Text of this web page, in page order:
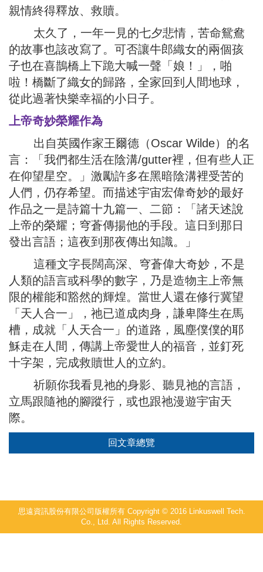
親情終得釋放、救贖。
太久了，一年一見的七夕悲情，苦命鴛鴦
的故事也該改寫了。可否讓牛郎織女的兩個孩
子也在喜鵲橋上下跪大喊一聲「娘！」，啪
啦！橋斷了織女的歸路，全家回到人間地球，
從此過著快樂幸福的小日子。
上帝奇妙榮耀作為
出自英國作家王爾德（Oscar Wilde）的名
言：「我們都生活在陰溝/gutter裡，但有些人正
在仰望星空。」激勵許多在黑暗陰溝裡受苦的
人們，仍存希望。而描述宇宙宏偉奇妙的最好
作品之一是詩篇十九篇一、二節：「諸天述說
上帝的榮耀；穹蒼傳揚他的手段。這日到那日
發出言語；這夜到那夜傳出知識。」
這種文字長闊高深、穹蒼偉大奇妙，不是
人類的語言或科學的數字，乃是造物主上帝無
限的權能和豁然的輝煌。當世人還在修行冀望
「天人合一」，祂已道成肉身，謙卑降生在馬
槽，成就「人天合一」的道路，風塵僕僕的耶
穌走在人間，傳講上帝愛世人的福音，並釘死
十字架，完成救贖世人的立約。
祈願你我看見祂的身影、聽見祂的言語，
立馬跟隨祂的腳蹤行，或也跟祂漫遊宇宙天
際。
回文章總覽
思遠資訊股份有限公司版權所有 Copyright © 2016 Linkuswell Tech.
Co., Ltd. All Rights Reserved.